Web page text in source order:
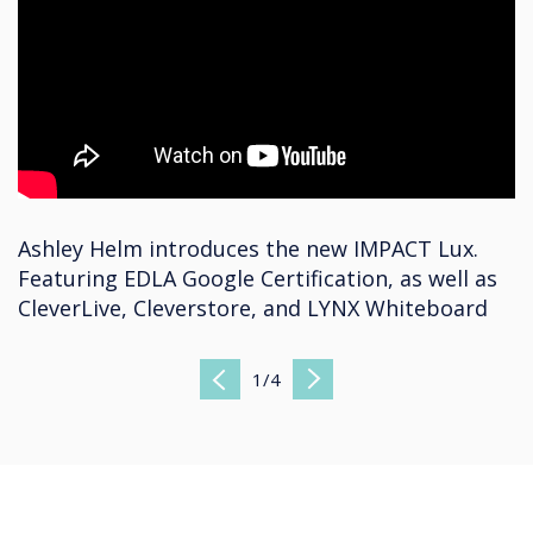
Ashley Helm introduces the new IMPACT Lux.
Featuring EDLA Google Certification, as well as
CleverLive, Cleverstore, and LYNX Whiteboard
Previous
1 /4 Next